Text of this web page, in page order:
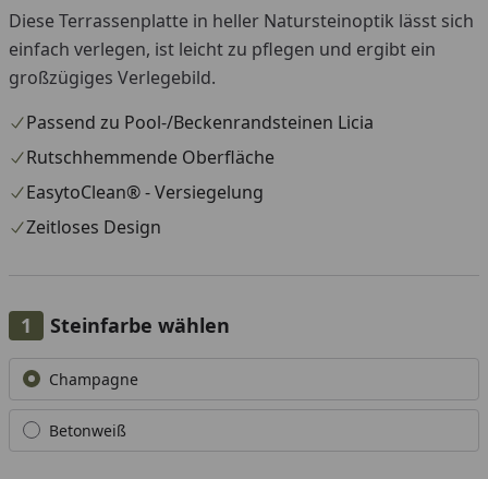
Diese Terrassenplatte in heller Natursteinoptik lässt sich
einfach verlegen, ist leicht zu pflegen und ergibt ein
großzügiges Verlegebild.
Passend zu Pool-/Beckenrandsteinen Licia
Rutschhemmende Oberfläche
EasytoClean® - Versiegelung
Zeitloses Design
Steinfarbe wählen
Alle anzeigen (2)
Champagne
Betonweiß